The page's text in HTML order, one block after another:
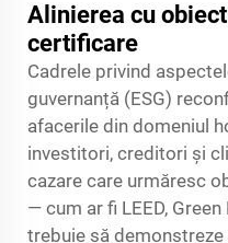
Alinierea cu
certificare
Cadrele privind
guvernanță (ESG)
afacerile din domeniul
investitori, creditori și
cazare care urmăresc
— cum ar fi LEED,
trebuie să